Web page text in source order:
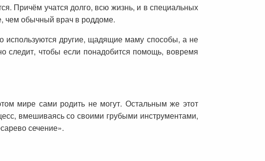
Причём учатся долго, всю жизнь, и в специальных
чем обычный врач в роддоме.
используются другие, щадящие маму способы, а не
следит, чтобы если понадобится помощь, вовремя
мире сами родить не могут. Остальным же этот
вмешиваясь со своими грубыми инструментами,
сечение».